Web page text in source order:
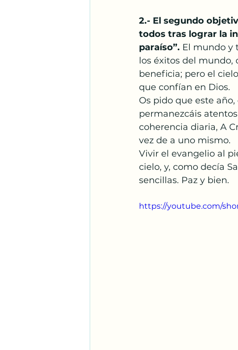
2.- El segundo
todos tras lograr la
paraíso”. El mundo y
los éxitos del mundo,
beneficia; pero el
que confían en Dios.
Os pido que este
permanezcáis
coherencia diaria, A
vez de a uno mismo.
Vivir el evangelio al
cielo, y, como decía
sencillas. Paz y bien.
https://youtube.com/